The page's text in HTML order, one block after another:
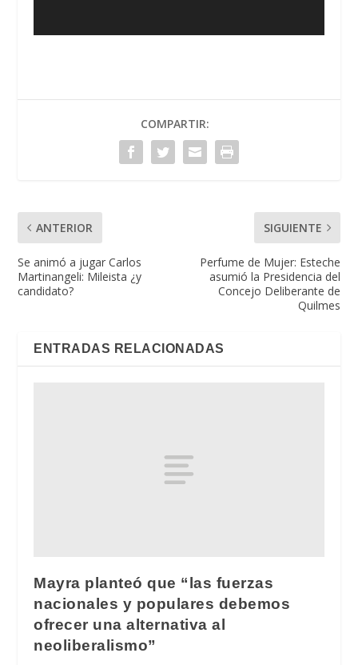
COMPARTIR:
ANTERIOR
Se animó a jugar Carlos
Martinangeli: Mileista ¿y
candidato?
SIGUIENTE
Perfume de Mujer: Esteche
asumió la Presidencia del
Concejo Deliberante de
Quilmes
ENTRADAS RELACIONADAS
Mayra planteó que “las fuerzas
nacionales y populares debemos
ofrecer una alternativa al
neoliberalismo”